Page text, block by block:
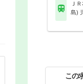
Ｊ
島)
この